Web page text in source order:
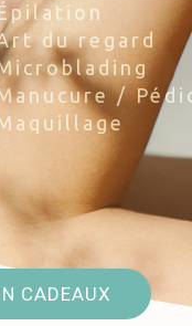
du regard
/
CADEAUX